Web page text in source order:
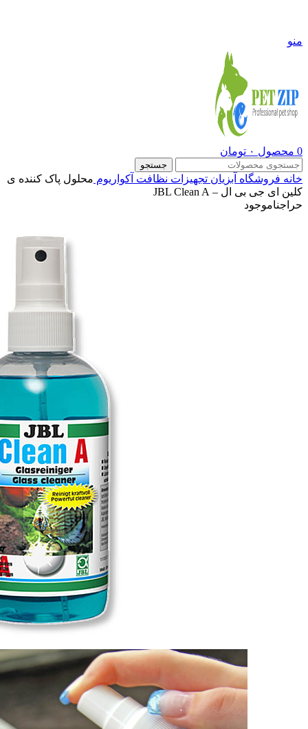
منو
0 محصول ۰ تومان
جستجو
خانه فروشگاه آبزیان تجهیزات نظافت آکواریوم محلول پاک کننده ی
کلین ای جی بی ال – JBL Clean A
حراجناموجود